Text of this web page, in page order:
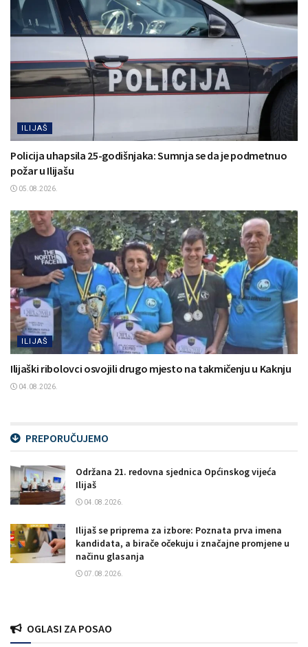
ILIJAŠ
Policija uhapsila 25-godišnjaka: Sumnja se da je podmetnuo
požar u Ilijašu
05.08.2026.
ILIJAŠ
Ilijaški ribolovci osvojili drugo mjesto na takmičenju u Kaknju
04.08.2026.
PREPORUČUJEMO
Održana 21. redovna sjednica Općinskog vijeća
Ilijaš
04.08.2026.
Ilijaš se priprema za izbore: Poznata prva imena
kandidata, a birače očekuju i značajne promjene u
načinu glasanja
07.08.2026.
OGLASI ZA POSAO